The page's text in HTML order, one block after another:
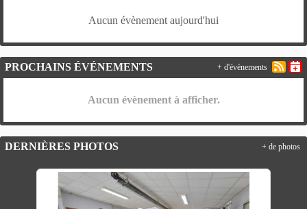
Aucun évènement aujourd'hui
PROCHAINS ÉVÉNEMENTS
Aucun évènement à afficher.
+ d'évènements
DERNIÈRES PHOTOS + de photos